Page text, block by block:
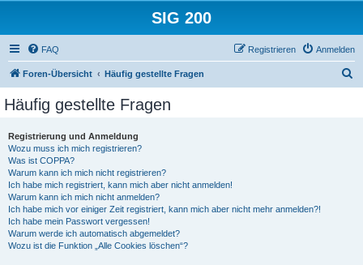
SIG 200
FAQ Anmelden
Registrieren
Foren-Übersicht Häufig gestellte Fragen
Häufig gestellte Fragen
Registrierung und Anmeldung
Wozu muss ich mich registrieren?
Was ist COPPA?
Warum kann ich mich nicht registrieren?
Ich habe mich registriert, kann mich aber nicht anmelden!
Warum kann ich mich nicht anmelden?
Ich habe mich vor einiger Zeit registriert, kann mich aber nicht mehr anmelden?!
Ich habe mein Passwort vergessen!
Warum werde ich automatisch abgemeldet?
Wozu ist die Funktion „Alle Cookies löschen“?